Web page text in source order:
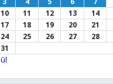
10
11 12 13 14
17
18 19 20 21
24
25 26 27 28
31